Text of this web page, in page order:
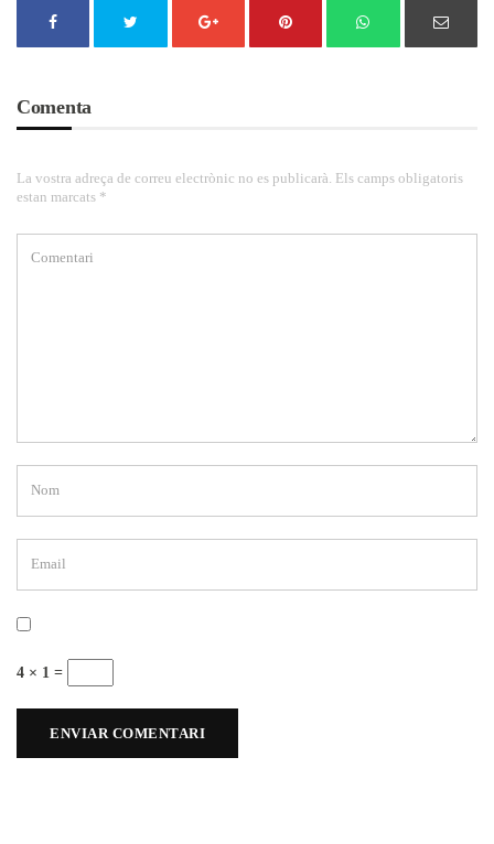
Comenta
La vostra adreça de correu electrònic no es publicarà. Els camps obligatoris
estan marcats *
4 × 1 =